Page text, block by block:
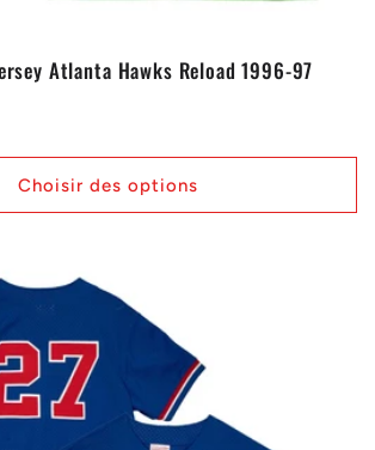
Atlanta Hawks Reload 1996-97
Choisir des options